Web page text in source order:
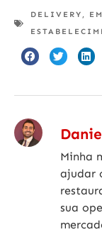
DELIVERY ,
Minha
ajudar
sua